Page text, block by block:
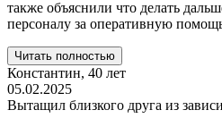
также объяснили что делать
персоналу за оперативную
Читать полностью
Константин, 40 лет
05.02.2025
Вытащил близкого друга из